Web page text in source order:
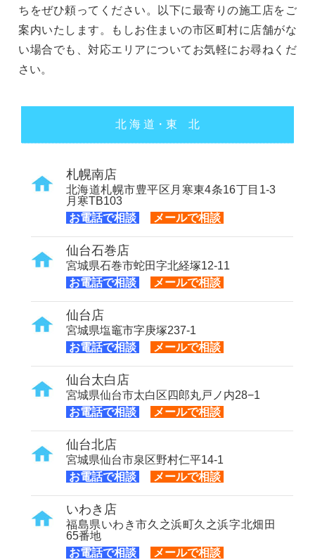
ちをぜひ頼ってください。以下に最寄りの施工店をご
案内いたします。もしお住まいの市区町村に店舗がな
い場合でも、対応エリアについてお気軽にお尋ねくだ
さい。
北 海 道・東 北
札幌南店
北海道札幌市豊平区月寒東4条16丁目1-3
月寒TB103
お電話で相談
メールで相談
仙台石巻店
宮城県石巻市蛇田字北経塚12-11
お電話で相談
メールで相談
仙台店
宮城県塩竈市字庚塚237-1
お電話で相談
メールで相談
仙台太白店
宮城県仙台市太白区四郎丸戸ノ内28−1
お電話で相談
メールで相談
仙台北店
宮城県仙台市泉区野村仁平14-1
お電話で相談
メールで相談
いわき店
福島県いわき市久之浜町久之浜字北畑田
65番地
お電話で相談
メールで相談